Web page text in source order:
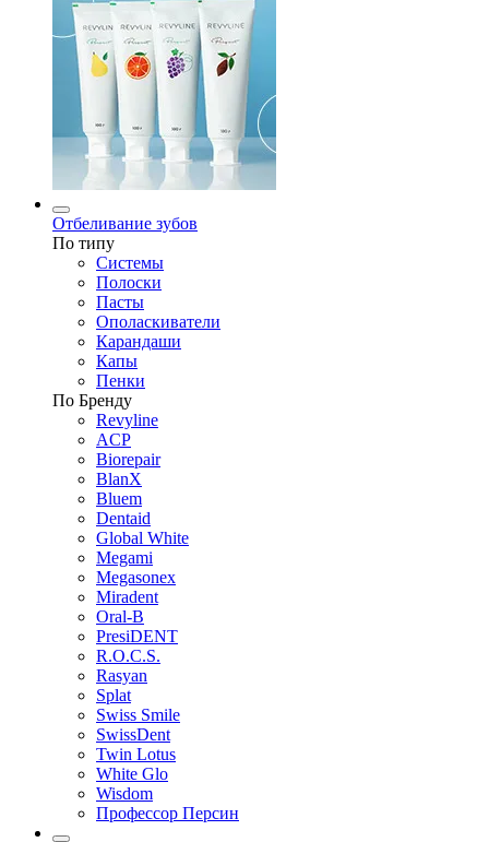
Отбеливание зубов
По типу
Системы
Полоски
Пасты
Ополаскиватели
Карандаши
Капы
Пенки
По Бренду
Revyline
ACP
Biorepair
BlanX
Bluem
Dentaid
Global White
Megami
Megasonex
Miradent
Oral-B
PresiDENT
R.O.C.S.
Rasyan
Splat
Swiss Smile
SwissDent
Twin Lotus
White Glo
Wisdom
Профессор Персин